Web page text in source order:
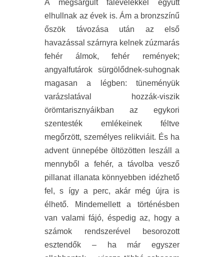
A megsárgult falevelekkel együtt
elhullnak az évek is. Ám a bronzszínű
őszök távozása után az első
havazással szárnyra kelnek zúzmarás
fehér álmok, fehér remények;
angyalfutárok sürgölődnek-suhognak
magasan a légben: tüneményük
varázslatával hozzák-viszik
örömtarisznyáikban az egykori
szentesték emlékeinek féltve
megőrzött, személyes relikviáit. És ha
advent ünnepébe öltözötten leszáll a
mennyből a fehér, a távolba vesző
pillanat illanata könnyebben idézhető
fel, s így a perc, akár még újra is
élhető. Mindemellett a történésben
van valami fájó, éspedig az, hogy a
számok rendszerével besorozott
esztendők – ha már egyszer